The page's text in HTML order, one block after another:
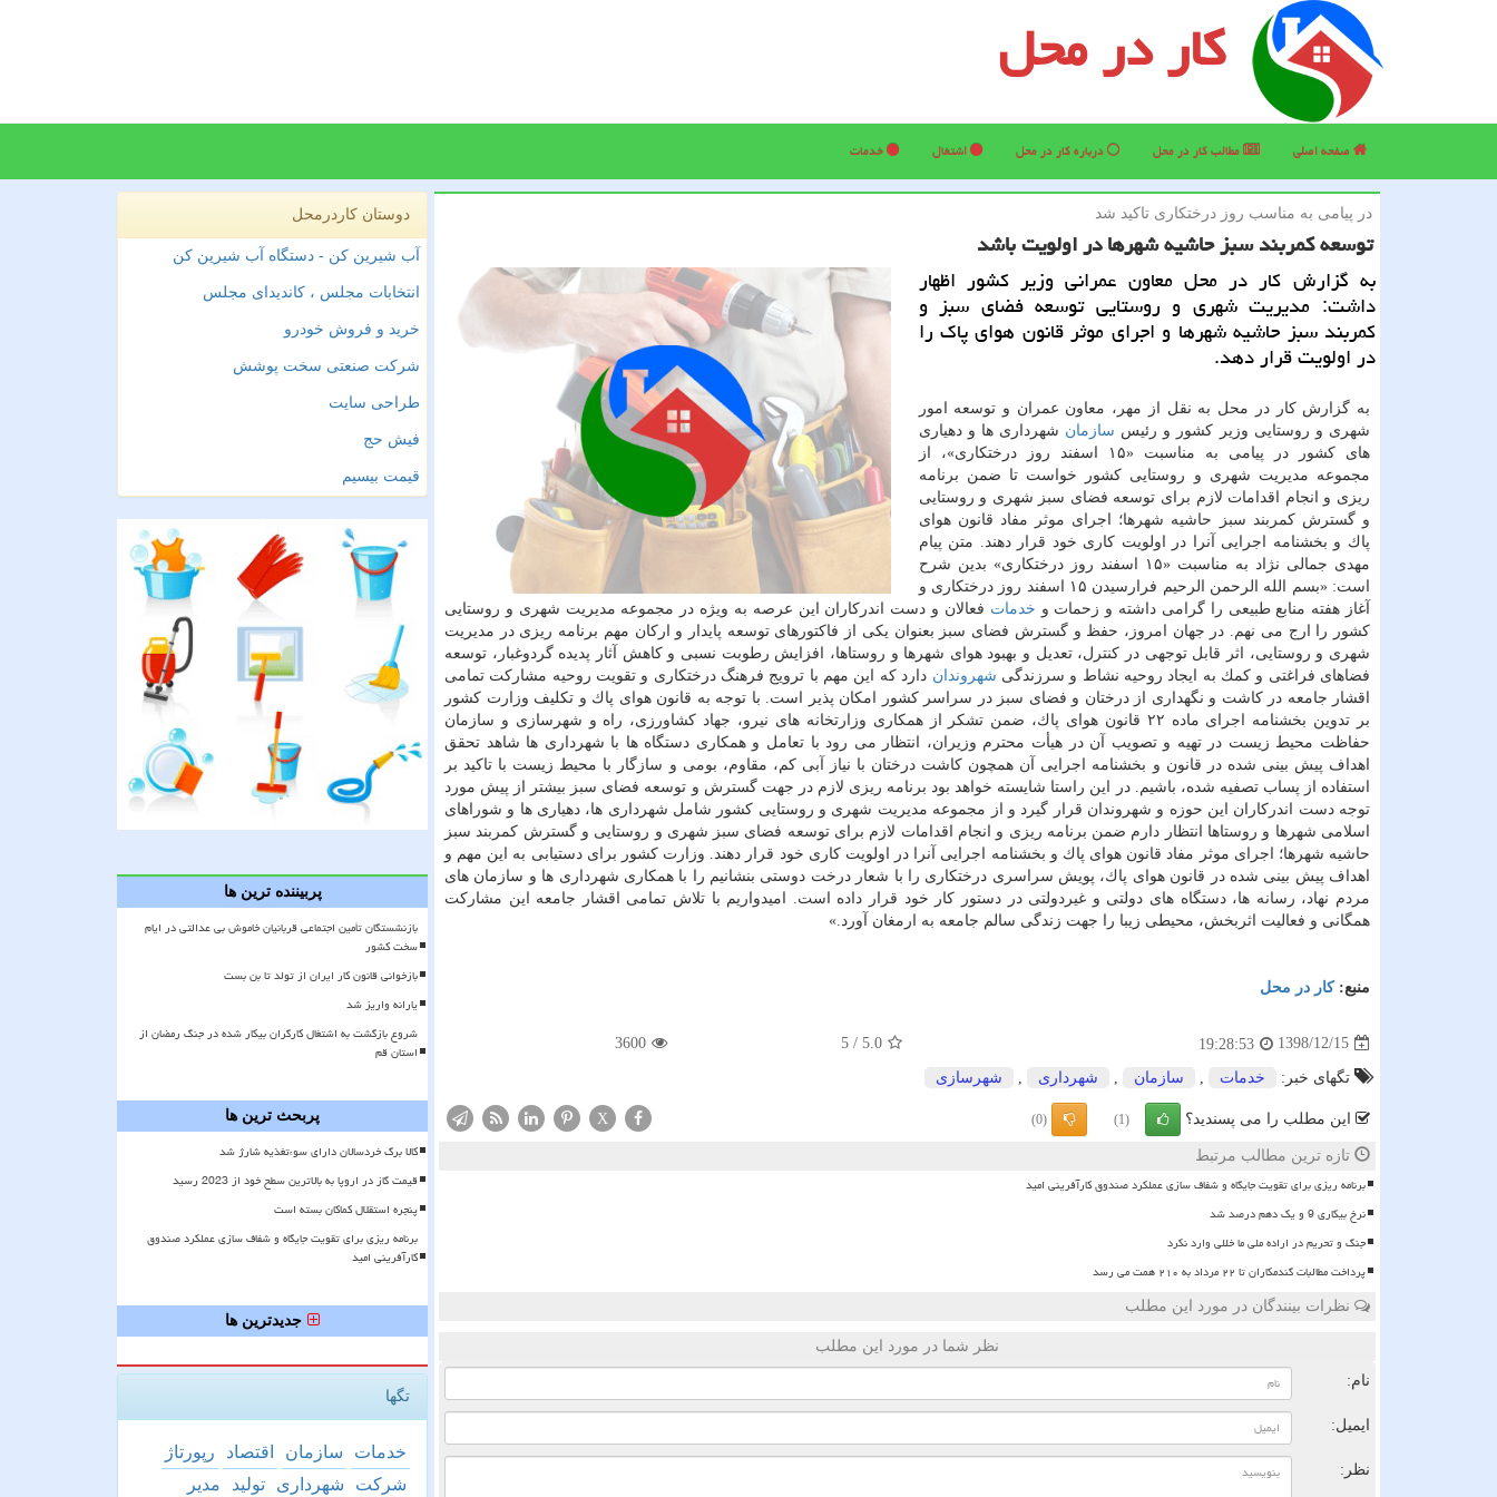
کار در محل
صفحه اصلی مطالب كار در محل درباره كار در محل اشتغال خدمات
در پیامی به مناسب روز درختكاری تاكید شد
توسعه كمربند سبز حاشیه شهرها در اولویت باشد
به گزارش كار در محل معاون عمرانی وزیر كشور اظهار
داشت: مدیریت شهری و روستایی توسعه فضای سبز و
كمربند سبز حاشیه شهرها و اجرای موثر قانون هوای پاك را
در اولویت قرار دهد.
به گزارش كار در محل به نقل از مهر، معاون عمران و توسعه امور
شهری و روستایی وزیر كشور و رئیس سازمان شهرداری ها و دهیاری
های كشور در پیامی به مناسبت «۱۵ اسفند روز درختكاری»، از
مجموعه مدیریت شهری و روستایی كشور خواست تا ضمن برنامه
ریزی و انجام اقدامات لازم برای توسعه فضای سبز شهری و روستایی
و گسترش كمربند سبز حاشیه شهرها؛ اجرای موثر مفاد قانون هوای
پاك و بخشنامه اجرایی آنرا در اولویت كاری خود قرار دهند. متن پیام
مهدی جمالی نژاد به مناسبت «۱۵ اسفند روز درختكاری» بدین شرح
است: «بسم الله الرحمن الرحیم فرارسیدن ۱۵ اسفند روز درختكاری و
آغاز هفته منابع طبیعی را گرامی داشته و زحمات و خدمات فعالان و دست اندركاران این عرصه به ویژه در مجموعه مدیریت شهری و روستایی
كشور را ارج می نهم. در جهان امروز، حفظ و گسترش فضای سبز بعنوان یكی از فاكتورهای توسعه پایدار و اركان مهم برنامه ریزی در مدیریت
شهری و روستایی، اثر قابل توجهی در كنترل، تعدیل و بهبود هوای شهرها و روستاها، افزایش رطوبت نسبی و كاهش آثار پدیده گردوغبار، توسعه
فضاهای فراغتی و كمك به ایجاد روحیه نشاط و سرزندگی شهروندان دارد كه این مهم با ترویج فرهنگ درختكاری و تقویت روحیه مشاركت تمامی
اقشار جامعه در كاشت و نگهداری از درختان و فضای سبز در سراسر كشور امكان پذیر است. با توجه به قانون هوای پاك و تكلیف وزارت كشور
بر تدوین بخشنامه اجرای ماده ۲۲ قانون هوای پاك، ضمن تشكر از همكاری وزارتخانه های نیرو، جهاد كشاورزی، راه و شهرسازی و سازمان
حفاظت محیط زیست در تهیه و تصویب آن در هیأت محترم وزیران، انتظار می رود با تعامل و همكاری دستگاه ها با شهرداری ها شاهد تحقق
اهداف پیش بینی شده در قانون و بخشنامه اجرایی آن همچون كاشت درختان با نیاز آبی كم، مقاوم، بومی و سازگار با محیط زیست با تاكید بر
استفاده از پساب تصفیه شده، باشیم. در این راستا شایسته خواهد بود برنامه ریزی لازم در جهت گسترش و توسعه فضای سبز بیشتر از پیش مورد
توجه دست اندركاران این حوزه و شهروندان قرار گیرد و از مجموعه مدیریت شهری و روستایی كشور شامل شهرداری ها، دهیاری ها و شوراهای
اسلامی شهرها و روستاها انتظار دارم ضمن برنامه ریزی و انجام اقدامات لازم برای توسعه فضای سبز شهری و روستایی و گسترش كمربند سبز
حاشیه شهرها؛ اجرای موثر مفاد قانون هوای پاك و بخشنامه اجرایی آنرا در اولویت كاری خود قرار دهند. وزارت كشور برای دستیابی به این مهم و
اهداف پیش بینی شده در قانون هوای پاك، پویش سراسری درختكاری را با شعار درخت دوستی بنشانیم را با همكاری شهرداری ها و سازمان های
مردم نهاد، رسانه ها، دستگاه های دولتی و غیردولتی در دستور كار خود قرار داده است. امیدواریم با تلاش تمامی اقشار جامعه این مشاركت
همگانی و فعالیت اثربخش، محیطی زیبا را جهت زندگی سالم جامعه به ارمغان آورد.»
منبع:كار در محل
1398/12/15
19:28:53
5.0
/
5
3600
تگهای خبر: خدمات سازمان شهرداری شهرسازی
این مطلب را می پسندید؟ (1)
(0)
X
تازه ترین مطالب مرتبط
برنامه ریزی برای تقویت جایگاه و شفاف سازی عملکرد صندوق کارآفرینی امید
نرخ بیکاری 9 و یک دهم درصد شد
جنگ و تحریم در اراده ملی ما خللی وارد نکرد
پرداخت مطالبات گندمکاران تا ۲۲ مرداد به ۲۱۰ همت می رسد
نظرات بینندگان در مورد این مطلب
نظر شما در مورد این مطلب
نام:
ایمیل:
نظر:
دوستان کاردرمحل
آب شیرین کن - دستگاه آب شیرین کن
انتخابات مجلس ، کاندیدای مجلس
خرید و فروش خودرو
شرکت صنعتی سخت پوشش
طراحی سایت
فیش حج
قیمت بیسیم
پربیننده ترین ها
بازنشستگان تأمین اجتماعی قربانیان خاموش بی عدالتی در ایام
سخت کشور
بازخوانی قانون کار ایران از تولد تا بن بست
یارانه واریز شد
شروع بازگشت به اشتغال کارگران بیکار شده در جنگ رمضان از
استان قم
پربحث ترین ها
کالا برگ خردسالان دارای سوءتغذیه شارژ شد
قیمت گاز در اروپا به بالاترین سطح خود از 2023 رسید
پنجره استقلال کماکان بسته است
برنامه ریزی برای تقویت جایگاه و شفاف سازی عملکرد صندوق
کارآفرینی امید
جدیدترین ها
تگها
خدمات سازمان اقتصاد
رپورتاژ
شركت
شهرداری تولید مدیر